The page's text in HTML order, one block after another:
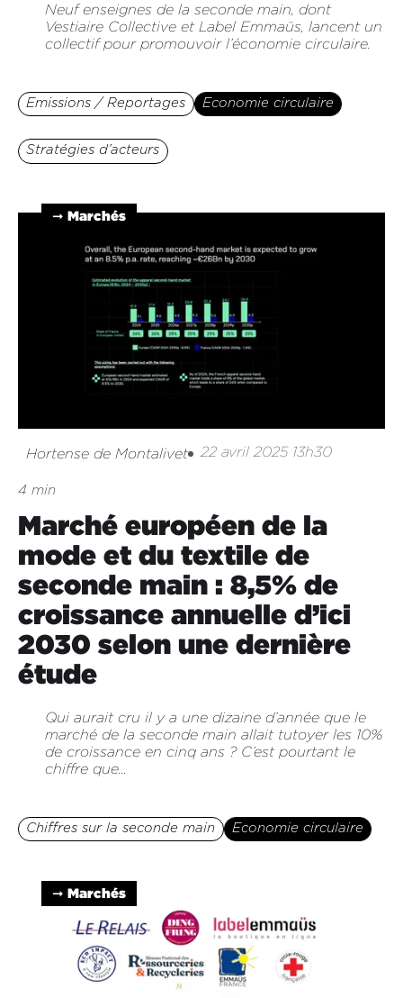
Neuf enseignes de la seconde main, dont
Vestiaire Collective et Label Emmaüs, lancent un
collectif pour promouvoir l’économie circulaire.
Emissions / Reportages Economie circulaire
Stratégies d’acteurs
➞ Marchés
Hortense de Montalivet 22 avril 2025 13h30
4 min
Marché européen de la
mode et du textile de
seconde main : 8,5% de
croissance annuelle d’ici
2030 selon une dernière
étude
Qui aurait cru il y a une dizaine d’année que le
marché de la seconde main allait tutoyer les 10%
de croissance en cinq ans ? C’est pourtant le
chiffre que...
Chiffres sur la seconde main Economie circulaire
➞ Marchés